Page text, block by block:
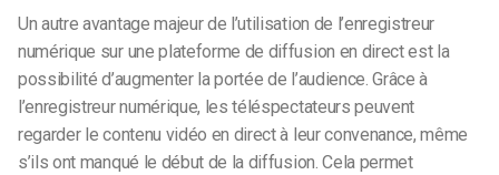
Un autre avantage majeur de l’utilisation de l’enregistreur
numérique sur une plateforme de diffusion en direct est la
possibilité d’augmenter la portée de l’audience. Grâce à
l’enregistreur numérique, les téléspectateurs peuvent
regarder le contenu vidéo en direct à leur convenance, même
s’ils ont manqué le début de la diffusion. Cela permet